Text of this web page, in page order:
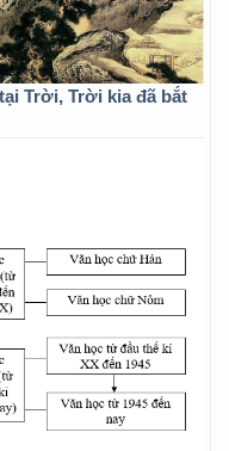
Trời, Trời kia đã bắt